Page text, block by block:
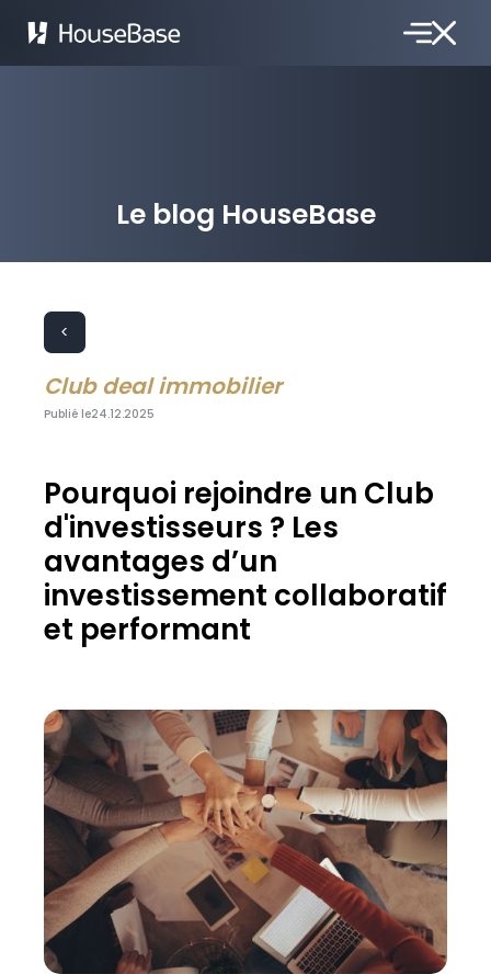
Le blog HouseBase
<
Club deal immobilier
Publié le24.12.2025
Pourquoi rejoindre un Club
d'investisseurs ? Les
avantages d’un
investissement collaboratif
et performant